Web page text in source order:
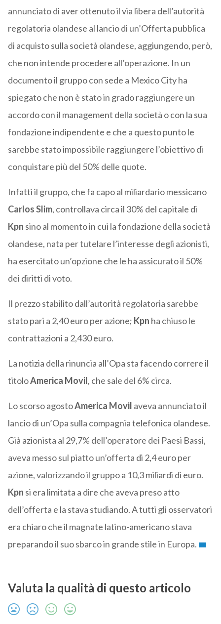
annunciato di aver ottenuto il via libera dell’autorità
regolatoria olandese al lancio di un’Offerta pubblica
di acquisto sulla società olandese, aggiungendo, però,
che non intende procedere all’operazione. In un
documento il gruppo con sede a Mexico City ha
spiegato che non è stato in grado raggiungere un
accordo con il management della società o con la sua
fondazione indipendente e che a questo punto le
sarebbe stato impossibile raggiungere l’obiettivo di
conquistare più del 50% delle quote.
Infatti il gruppo, che fa capo al miliardario messicano
Carlos Slim, controllava circa il 30% del capitale di
Kpn sino al momento in cui la fondazione della società
olandese, nata per tutelare l’interesse degli azionisti,
ha esercitato un’opzione che le ha assicurato il 50%
dei diritti di voto.
Il prezzo stabilito dall’autorità regolatoria sarebbe
stato pari a 2,40 euro per azione; Kpn ha chiuso le
contrattazioni a 2,430 euro.
La notizia della rinuncia all’Opa sta facendo correre il
titoloAmerica Movil, che sale del 6% circa.
Lo scorso agostoAmerica Movil aveva annunciato il
lancio di un’Opa sulla compagnia telefonica olandese.
Già azionista al 29,7% dell’operatore dei Paesi Bassi,
aveva messo sul piatto un’offerta di 2,4 euro per
azione, valorizzando il gruppo a 10,3 miliardi di euro.
Kpn si era limitata a dire che aveva preso atto
dell’offerta e la stava studiando. A tutti gli osservatori
era chiaro che il magnate latino-americano stava
preparando il suo sbarco in grande stile in Europa.
Valuta la qualità di questo articolo